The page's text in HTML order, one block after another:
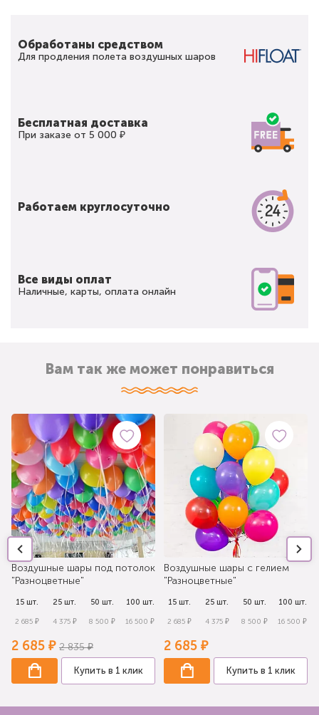
Обработаны средством
Для продления полета воздушных шаров
Бесплатная доставка
При заказе от 5 000 ₽
Работаем круглосуточно
Все виды оплат
Наличные, карты, оплата онлайн
Вам так же может понравиться
Воздушные шары под потолок
"Разноцветные"
15 шт.
2 685 ₽
25 шт.
4 375 ₽
50 шт.
8 500 ₽
100 шт.
16 500 ₽
2 685 ₽ 2 835 ₽
Купить в 1 клик
Воздушные шары с гелием
"Разноцветные"
15 шт.
2 685 ₽
25 шт.
4 375 ₽
50 шт.
8 500 ₽
100 шт.
16 500 ₽
2 685 ₽
Купить в 1 клик